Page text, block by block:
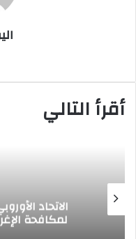
أقرأ التالي
الاتحاد
لمكافحة